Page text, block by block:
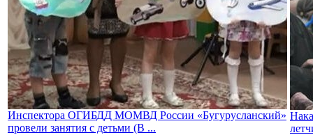
Инспектора ОГИБДД МОМВД России «Бугурусланский»
провели занятия с детьми (В ...